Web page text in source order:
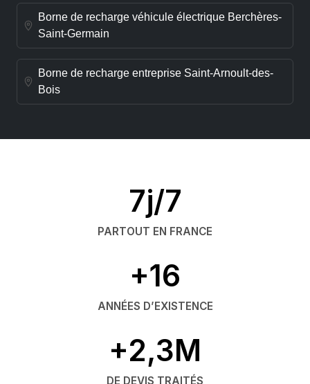
Borne de recharge véhicule électrique Berchères-
Saint-Germain
Borne de recharge entreprise Saint-Arnoult-des-
Bois
7j/7
PARTOUT EN FRANCE
+16
ANNÉES D’EXISTENCE
+2,3M
DE DEVIS TRAITÉS